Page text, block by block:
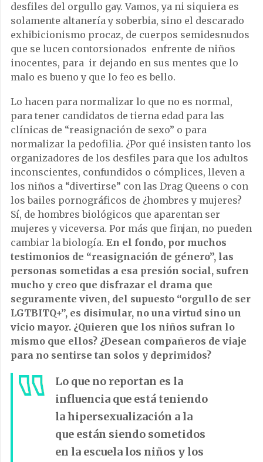
desfiles del orgullo gay. Vamos, ya ni siquiera es
solamente altanería y soberbia, sino el descarado
exhibicionismo procaz, de cuerpos semidesnudos
que se lucen contorsionados enfrente de niños
inocentes, para ir dejando en sus mentes que lo
malo es bueno y que lo feo es bello.
Lo hacen para normalizar lo que no es normal,
para tener candidatos de tierna edad para las
clínicas de “reasignación de sexo” o para
normalizar la pedofilia. ¿Por qué insisten tanto los
organizadores de los desfiles para que los adultos
inconscientes, confundidos o cómplices, lleven a
los niños a “divertirse” con las Drag Queens o con
los bailes pornográficos de ¿hombres y mujeres?
Sí, de hombres biológicos que aparentan ser
mujeres y viceversa. Por más que finjan, no pueden
cambiar la biología. En el fondo, por muchos
testimonios de “reasignación de género”, las
personas sometidas a esa presión social, sufren
mucho y creo que disfrazar el drama que
seguramente viven, del supuesto “orgullo de ser
LGTBITQ+”, es disimular, no una virtud sino un
vicio mayor. ¿Quieren que los niños sufran lo
mismo que ellos? ¿Desean compañeros de viaje
para no sentirse tan solos y deprimidos?
Lo que no reportan es la
influencia que está teniendo
la hipersexualización a la
que están siendo sometidos
en la escuela los niños y los